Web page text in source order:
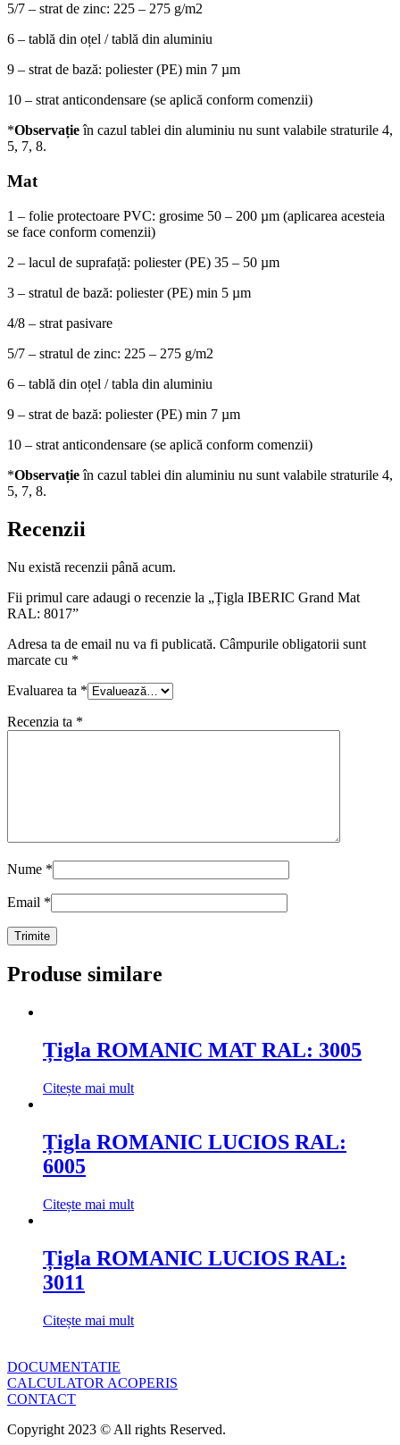
5/7 – strat de zinc: 225 – 275 g/m2
6 – tablă din oțel / tablă din aluminiu
9 – strat de bază: poliester (PE) min 7 µm
10 – strat anticondensare (se aplică conform comenzii)
*Observațieîn cazul tablei din aluminiu nu sunt valabile straturile 4,
5, 7, 8.
Mat
1 – folie protectoare PVC: grosime 50 – 200 µm (aplicarea acesteia
se face conform comenzii)
2 – lacul de suprafață: poliester (PE) 35 – 50 µm
3 – stratul de bază: poliester (PE) min 5 µm
4/8 – strat pasivare
5/7 – stratul de zinc: 225 – 275 g/m2
6 – tablă din oțel / tabla din aluminiu
9 – strat de bază: poliester (PE) min 7 µm
10 – strat anticondensare (se aplică conform comenzii)
*Observațieîn cazul tablei din aluminiu nu sunt valabile straturile 4,
5, 7, 8.
Recenzii
Nu există recenzii până acum.
Fii primul care adaugi o recenzie la „Țigla IBERIC Grand Mat
RAL: 8017”
Adresa ta de email nu va fi publicată. Câmpurile obligatorii sunt
marcate cu *
Evaluarea ta *
Recenzia ta *
Nume *
Email *
Produse similare
Țigla ROMANIC MAT RAL: 3005
Citește mai mult
Țigla ROMANIC LUCIOS RAL:
6005
Citește mai mult
Țigla ROMANIC LUCIOS RAL:
3011
Citește mai mult
DOCUMENTATIE
CALCULATOR ACOPERIS
CONTACT
Copyright 2023 © All rights Reserved.